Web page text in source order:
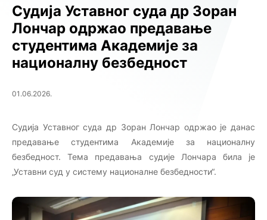
Судија Уставног суда др Зоран
Лончар одржао предавање
студентима Академијe за
националну безбедност
01.06.2026.
Судија Уставног суда др Зоран Лончар одржао је данас
предавање студентима Академијe за националну
безбедност. Тема предавања судије Лончара била је
„Уставни суд у систему националне безбедности“.